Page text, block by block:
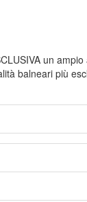
un
balneari più